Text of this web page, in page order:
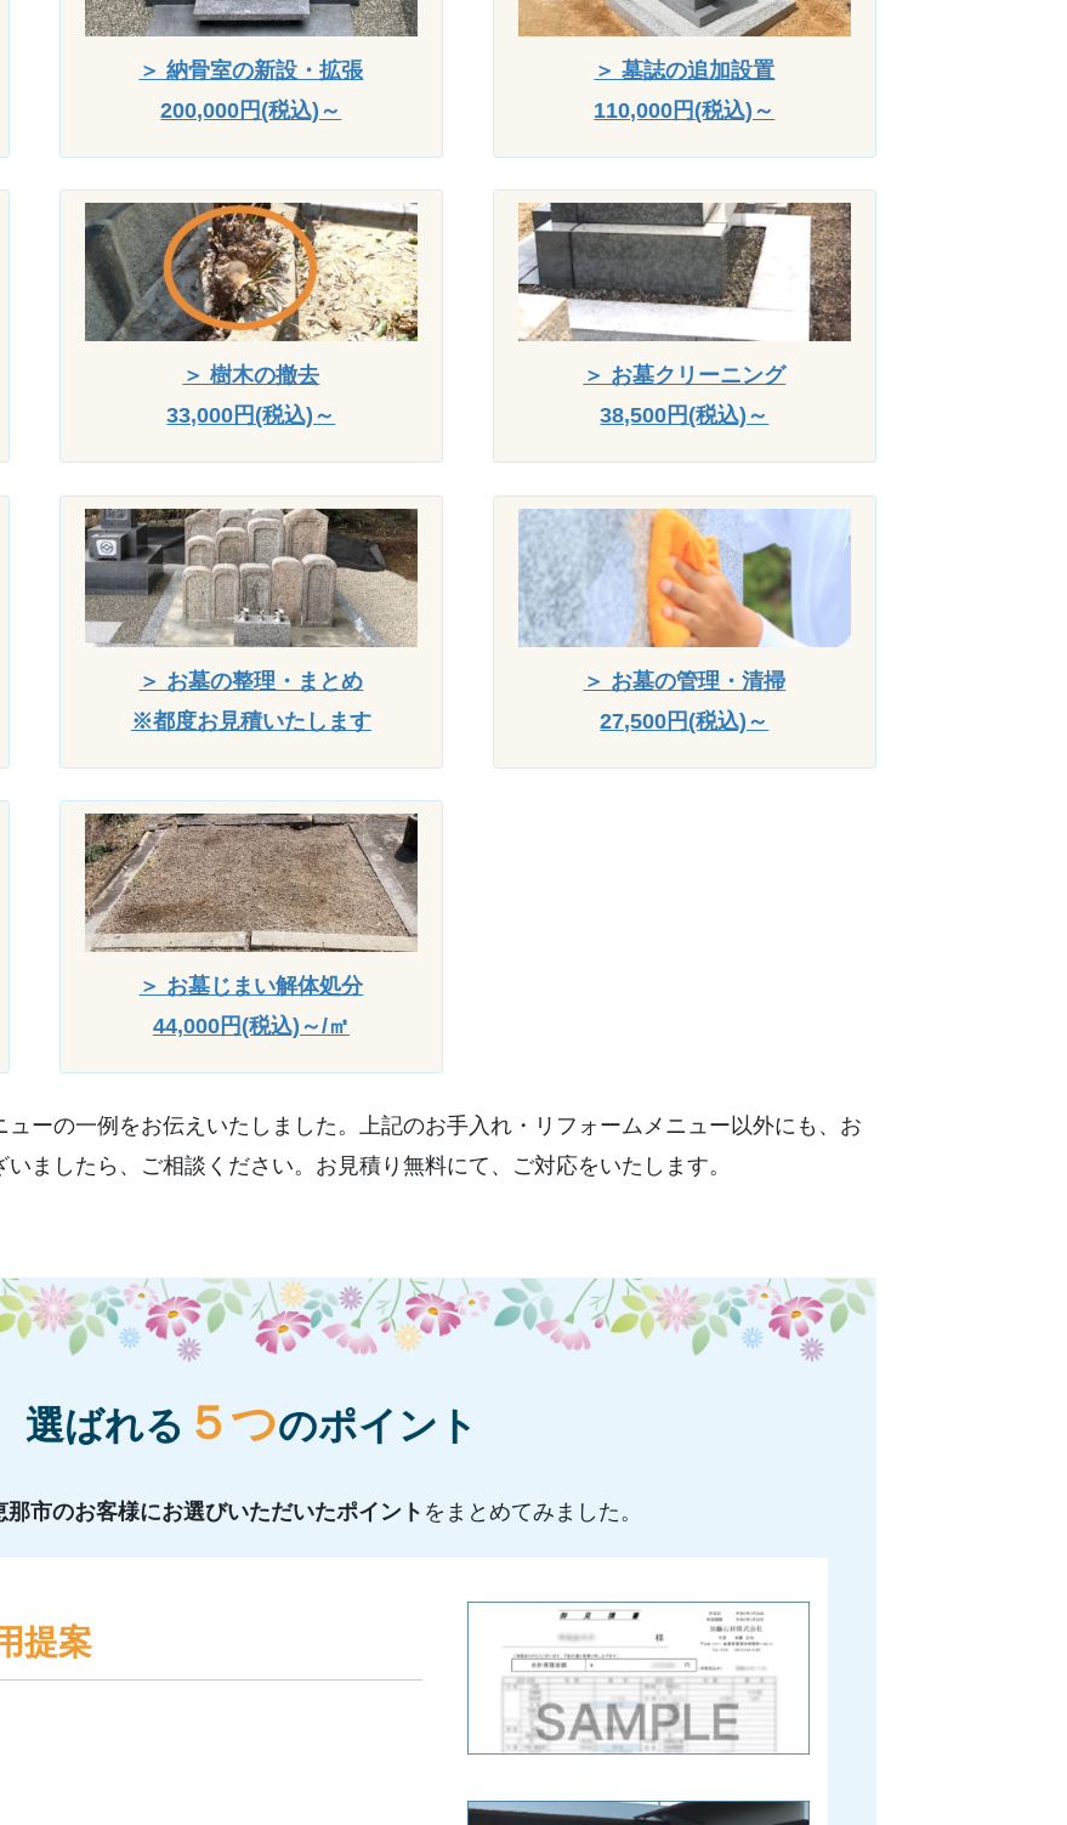
＞ 納骨室の新設・拡張
200,000円(税込)～
＞ 墓誌の追加設置
110,000円(税込)～
＞ 樹木の撤去
33,000円(税込)～
＞ お墓クリーニング
38,500円(税込)～
＞ お墓の整理・まとめ
※都度お見積いたします
＞ お墓の管理・清掃
27,500円(税込)～
＞ お墓じまい解体処分
44,000円(税込)～/㎡
ューの一例をお伝えいたしました。上記のお手入れ・リフォームメニュー以外にも、お
ましたら、ご相談ください。お見積り無料にて、ご対応をいたします。
選ばれる ５つのポイント
市のお客様にお選びいただいたポイント をまとめてみました。
提案